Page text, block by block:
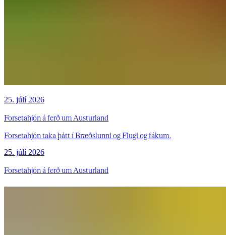
25. júlí 2026
Forsetahjón á ferð um Austurland
Forsetahjón taka þátt í Bræðslunni og Flugi og fákum.
25. júlí 2026
Forsetahjón á ferð um Austurland